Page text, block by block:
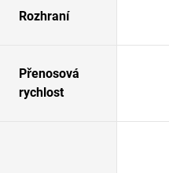
Rozhraní
Přenosová
rychlost